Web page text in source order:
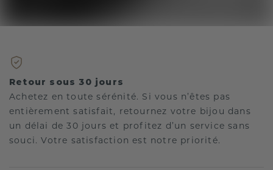
Retour sous 30 jours
Achetez en toute sérénité. Si vous n’êtes pas
entièrement satisfait, retournez votre bijou dans
un délai de 30 jours et profitez d’un service sans
souci. Votre satisfaction est notre priorité.